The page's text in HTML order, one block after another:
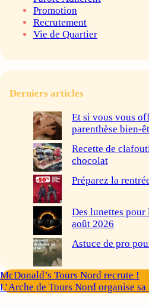
Promotion
Recrutement
Vie de Quartier
Derniers articles
Et si vous vous
parenthèse bien-
Recette de
chocolat
Préparez la
Des lunettes pour
août 2026
Astuce de pro
McDonald’s Tours Nord recrute !
L’Arche de Tours Nord organise